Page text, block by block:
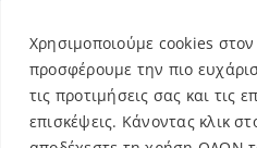
Χρησιμοποιούμε cookies
προσφέρουμε την πιο
τις προτιμήσεις σας και τις
επισκέψεις. Κάνοντας κλικ
© Copyright 2022 –
παιδιά με καρκίνο και